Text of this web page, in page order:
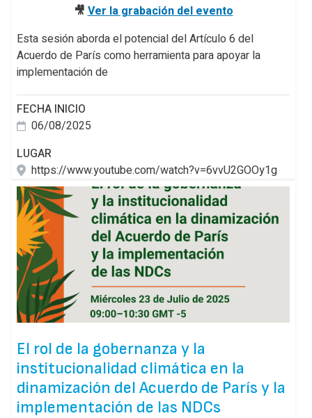
🎥 Ver la grabación del evento
Esta sesión aborda el potencial del Artículo 6 del
Acuerdo de París como herramienta para apoyar la
implementación de
FECHA INICIO
06/08/2025
LUGAR
https://www.youtube.com/watch?v=6vvU2GOOy1g
El rol de la gobernanza y la
institucionalidad climática en la
dinamización del Acuerdo de París y la
implementación de las NDCs